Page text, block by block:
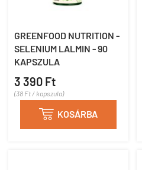
GREENFOOD NUTRITION -
SELENIUM LALMIN - 90
KAPSZULA
3 390 Ft
(38 Ft / kapszula)
 KOSÁRBA